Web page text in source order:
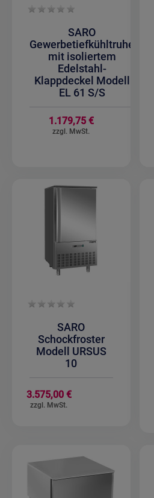
SARO
Gewerbetiefkühltruhe
mit isoliertem
Edelstahl-
Klappdeckel Modell
EL 61 S/S
1.179,75 €
SARO
Schockfroster
Modell URSUS
10
3.575,00 €